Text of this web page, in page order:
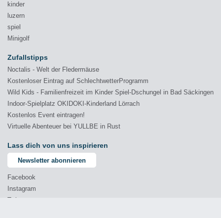
kinder
luzern
spiel
Minigolf
Zufallstipps
Noctalis - Welt der Fledermäuse
Kostenloser Eintrag auf SchlechtwetterProgramm
Wild Kids - Familienfreizeit im Kinder Spiel-Dschungel in Bad Säckingen
Indoor-Spielplatz OKIDOKI-Kinderland Lörrach
Kostenlos Event eintragen!
Virtuelle Abenteuer bei YULLBE in Rust
Lass dich von uns inspirieren
Newsletter abonnieren
Facebook
Instagram
Twitter